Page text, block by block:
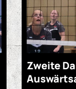
Zweite